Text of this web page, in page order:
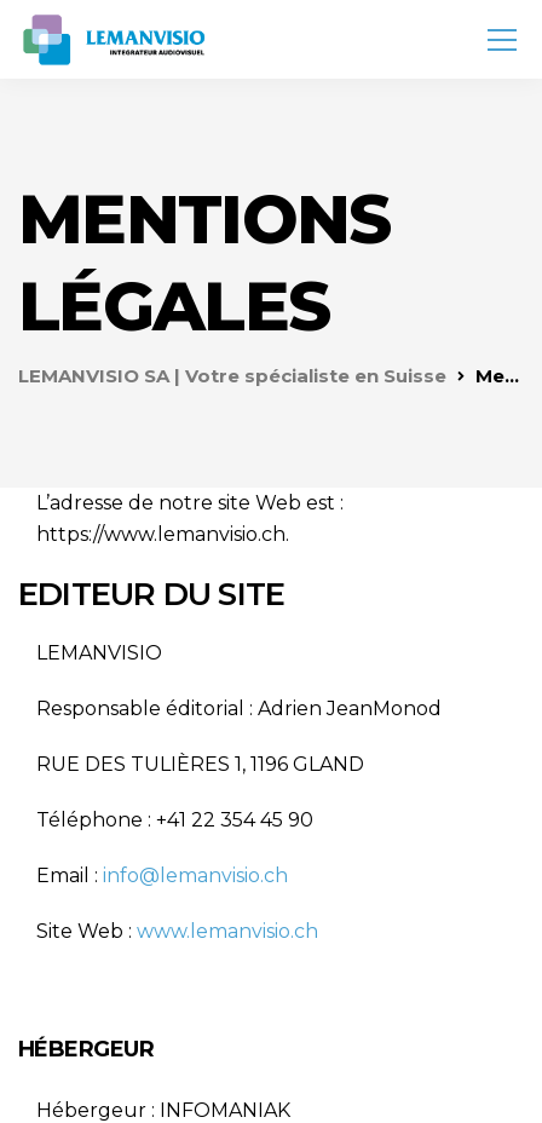
MENTIONS
LÉGALES
LEMANVISIO SA | Votre spécialiste en Suisse Mentions Légales
L’adresse de notre site Web est :
https://www.lemanvisio.ch.
EDITEUR DU SITE
LEMANVISIO
Responsable éditorial : Adrien JeanMonod
RUE DES TULIÈRES 1, 1196 GLAND
Téléphone : +41 22 354 45 90
Email : info@lemanvisio.ch
Site Web : www.lemanvisio.ch
HÉBERGEUR
Hébergeur : INFOMANIAK